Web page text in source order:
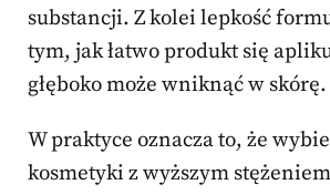
substancji. Z kolei lepkość
tym, jak łatwo produkt się
głęboko może wniknąć w skórę.
W praktyce oznacza to, że
kosmetyki z wyższym